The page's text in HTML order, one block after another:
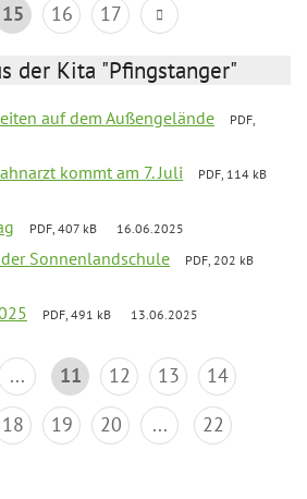
15 16 17
der Kita "Pfingstanger"
auf dem Außengelände
PDF,
kommt am 7. Juli
PDF, 114 kB
PDF, 407 kB 16.06.2025
Sonnenlandschule
PDF, 202 kB
PDF, 491 kB 13.06.2025
... 11 12 13
14
18 19 20 ... 22